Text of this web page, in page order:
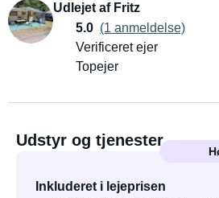
Udlejet af Fritz
5.0 (1 anmeldelse)
Verificeret ejer
Topejer
Udstyr og tjenester
Inkluderet i lejeprisen